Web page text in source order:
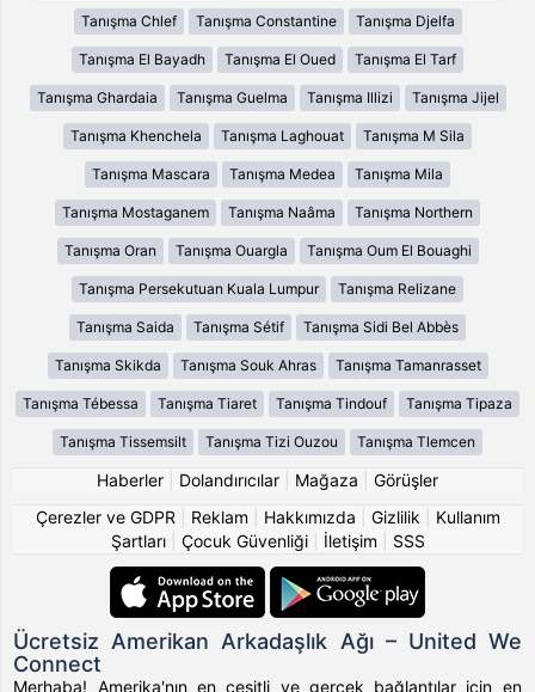
Tanışma Chlef Tanışma Constantine Tanışma Djelfa
Tanışma El Bayadh Tanışma El Oued Tanışma El Tarf
Tanışma Ghardaia Tanışma Guelma Tanışma Illizi Tanışma Jijel
Tanışma Khenchela Tanışma Laghouat Tanışma M Sila
Tanışma Mascara Tanışma Medea Tanışma Mila
Tanışma Mostaganem Tanışma Naâma Tanışma Northern
Tanışma Oran Tanışma Ouargla Tanışma Oum El Bouaghi
Tanışma Persekutuan Kuala Lumpur Tanışma Relizane
Tanışma Saida Tanışma Sétif Tanışma Sidi Bel Abbès
Tanışma Skikda Tanışma Souk Ahras Tanışma Tamanrasset
Tanışma Tébessa Tanışma Tiaret Tanışma Tindouf Tanışma Tipaza
Tanışma Tissemsilt Tanışma Tizi Ouzou Tanışma Tlemcen
Haberler Dolandırıcılar Mağaza
Görüşler
Çerezler ve GDPR
Reklam Hakkımızda Gizlilik
Kullanım
Şartları| Çocuk Güvenliği| İletişim SSS
Ücretsiz Amerikan Arkadaşlık Ağı – United We
Connect
Merhaba! Amerika'nın en çeşitli ve gerçek bağlantılar için en